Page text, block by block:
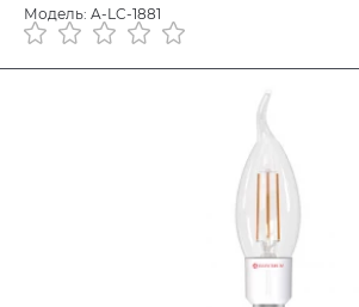
Модель: A-LC-1881